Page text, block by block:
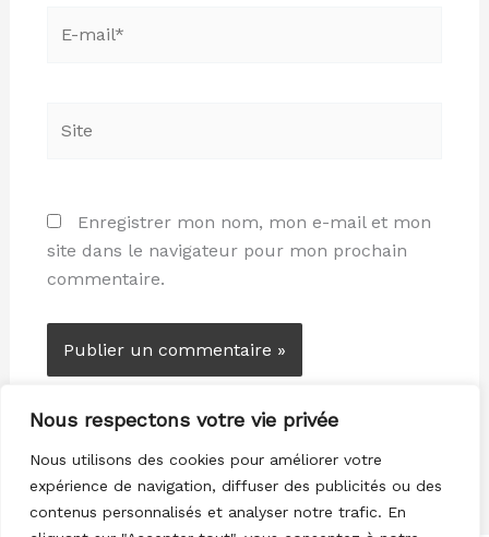
Nous respectons votre vie privée
Nous utilisons des cookies pour améliorer votre
expérience de navigation, diffuser des publicités ou des
contenus personnalisés et analyser notre trafic. En
mail*
Enregistrer mon nom, mon e-mail et mon
site dans le navigateur pour mon prochain
commentaire.